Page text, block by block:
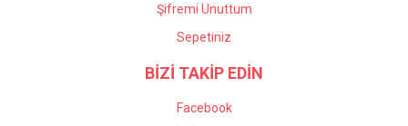
Şifremi Unuttum
Sepetiniz
BİZİ TAKİP EDİN
Facebook